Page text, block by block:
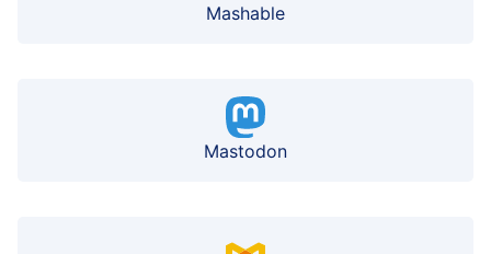
Mashable
Mastodon